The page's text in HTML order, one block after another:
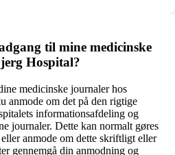
til mine medicinske
Hospital?
medicinske journaler hos
anmode om det på den rigtige
informationsafdeling og
journaler. Dette kan normalt gøres
anmode om dette skriftligt eller
gennemgå din anmodning og